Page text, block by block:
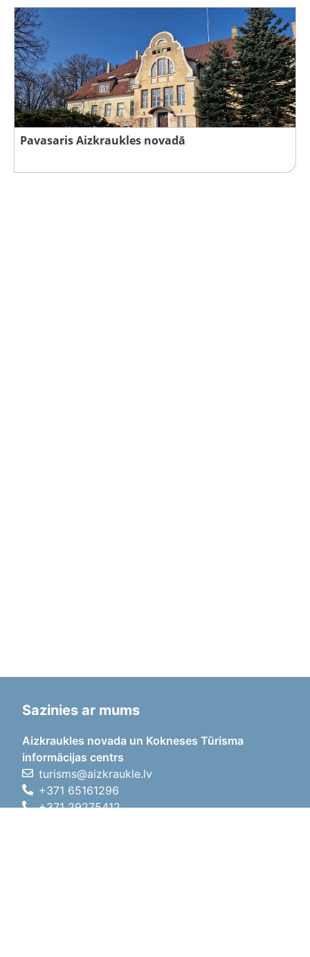
Pavasaris Aizkraukles novadā
Sazinies ar mums
Aizkraukles novada un Kokneses Tūrisma
informācijas centrs
turisms@aizkraukle.lv
+371 65161296
+371 29275412